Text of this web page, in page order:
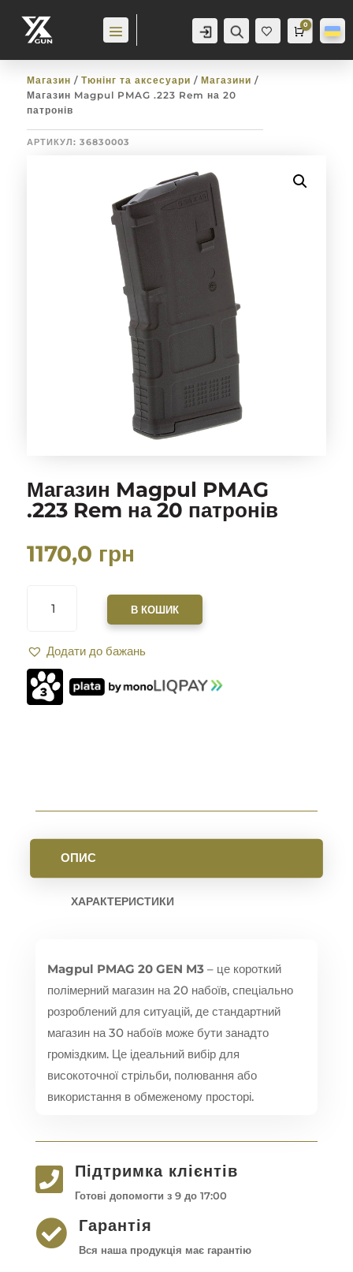
Аккаунт Пошук
Баж
анн
Cart
0
0,0грн
Магазин / Тюнінг та аксесуари / Магазини /
Магазин Magpul PMAG .223 Rem на 20
патронів
АРТИКУЛ: 36830003
Магазин Magpul PMAG
.223 Rem на 20 патронів
1170,0 грн
MAGPUL
REM
20
ПАТРОНІВ
В КОШИК
Додати до бажань
ОПИС
ХАРАКТЕРИСТИКИ
Magpul PMAG 20 GEN M3– це короткий
полімерний магазин на 20 набоїв, спеціально
розроблений для ситуацій, де стандартний
магазин на 30 набоїв може бути занадто
громіздким. Це ідеальний вибір для
високоточної стрільби, полювання або
використання в обмеженому просторі.
 Підтримка клієнтів
Готові допомогти з 9 до 17:00
 Гарантія
Вся наша продукція має гарантію